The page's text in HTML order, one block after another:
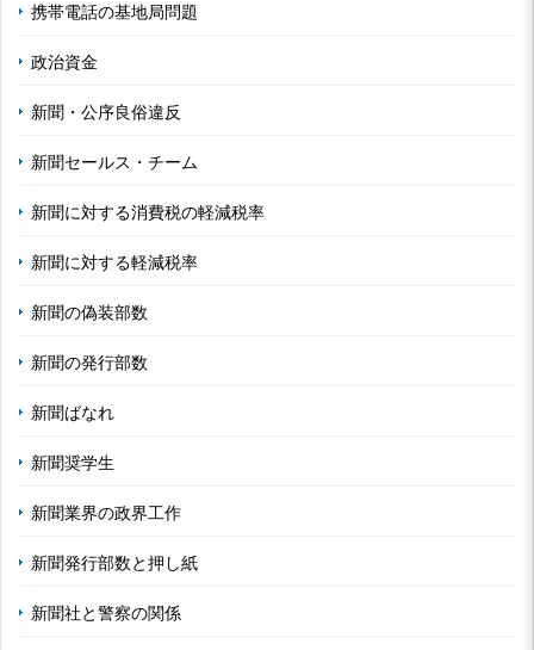
携帯電話の基地局問題
政治資金
新聞・公序良俗違反
新聞セールス・チーム
新聞に対する消費税の軽減税率
新聞に対する軽減税率
新聞の偽装部数
新聞の発行部数
新聞ばなれ
新聞奨学生
新聞業界の政界工作
新聞発行部数と押し紙
新聞社と警察の関係